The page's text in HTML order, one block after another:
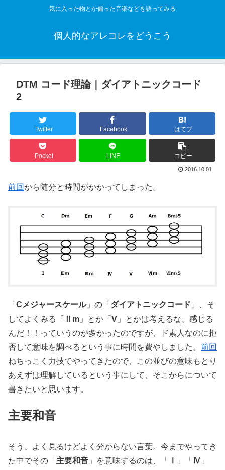
気に入った物とか偏った音楽などを語ってみる
個人的なアレコレをどうこう
DTM コード理論｜ダイアトニックコード
2
Twitter Facebook はてブ
Pocket LINE コピー
2016.10.01
前回から随分と時間がかかってしまった。
「 Cメジャースケール」の「 ダイアトニックコード 」、そ
してよくみる「
Ⅱm 」とか「 V 」とかは考えるな、感じる
んだ！！っていうのが多かったのですが、ド素人なのに拒
否して意味を調べるという事に時間を費やしました。 前回
ねちっこく力技でやってきたので、この並びの意味もとり
あえずは理解しているという事にして、そこからについて
書きたいと思います。
主要和音
そう、よく見るけどよく分からない言葉。今までやってき
た中でその「 主要和音 」を意味するのは、「 」「 Ⅳ 」